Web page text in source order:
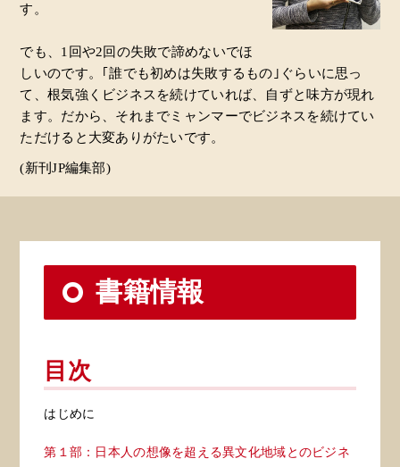
す。
でも、1回や2回の失敗で諦めないでほ
しいのです。｢誰でも初めは失敗するもの｣ぐらいに思っ
て、根気強くビジネスを続けていれば、自ずと味方が現れ
ます。だから、それまでミャンマーでビジネスを続けてい
ただけると大変ありがたいです。
(新刊JP編集部)
書籍情報
目次
はじめに
第１部：日本人の想像を超える異文化地域とのビジネ